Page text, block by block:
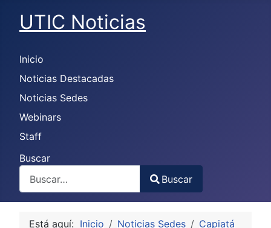
UTIC Noticias
Inicio
Noticias Destacadas
Noticias Sedes
Webinars
Staff
Buscar
Type 2 or more characters for results.
Buscar
Está aquí: Inicio Noticias Sedes
Capiatá